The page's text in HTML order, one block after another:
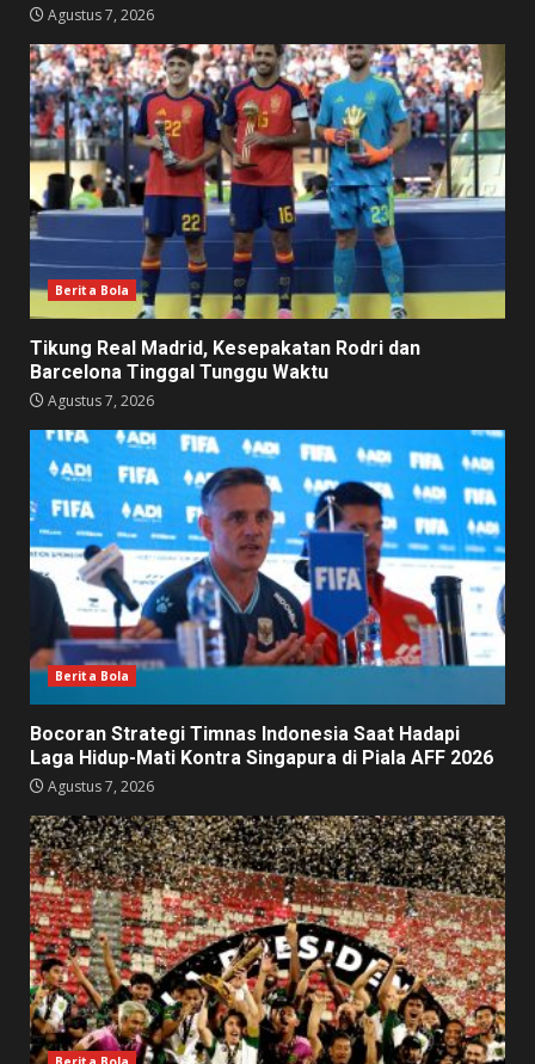
Agustus 7, 2026
Berita Bola
Tikung Real Madrid, Kesepakatan Rodri dan
Barcelona Tinggal Tunggu Waktu
Agustus 7, 2026
Berita Bola
Bocoran Strategi Timnas Indonesia Saat Hadapi
Laga Hidup-Mati Kontra Singapura di Piala AFF 2026
Agustus 7, 2026